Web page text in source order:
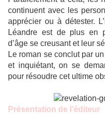
continuent avec les
apprécier ou à détester.
Léandre est de plus en
d’âge se creusant et leur
Le roman se conclut par
et inquiétant, on se
pour résoudre cet ultime
Présentation de l’éditeur